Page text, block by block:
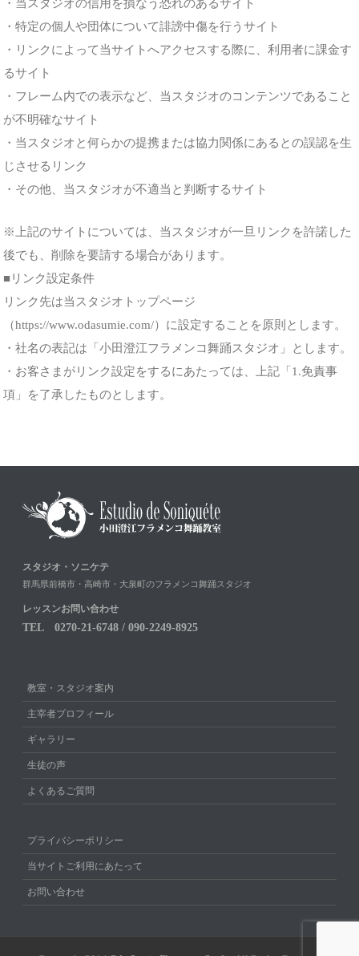
・当スタジオの信用を損なう恐れのあるサイト
・特定の個人や団体について誹謗中傷を行うサイト
・リンクによって当サイトへアクセスする際に、利用者に課金す
るサイト
・フレーム内での表示など、当スタジオのコンテンツであること
が不明確なサイト
・当スタジオと何らかの提携または協力関係にあるとの誤認を生
じさせるリンク
・その他、当スタジオが不適当と判断するサイト
※上記のサイトについては、当スタジオが一旦リンクを許諾した
後でも、削除を要請する場合があります。
■リンク設定条件
リンク先は当スタジオトップページ
（https://www.odasumie.com/）に設定することを原則とします。
・社名の表記は「小田澄江フラメンコ舞踊スタジオ」とします。
・お客さまがリンク設定をするにあたっては、上記「1.免責事
項」を了承したものとします。
スタジオ・ソニケテ
群馬県前橋市・高崎市・大泉町のフラメンコ舞踊スタジオ
レッスンお問い合わせ
TEL 0270-21-6748 / 090-2249-8925
教室・スタジオ案内
主宰者プロフィール
ギャラリー
生徒の声
よくあるご質問
プライバシーポリシー
当サイトご利用にあたって
お問い合わせ